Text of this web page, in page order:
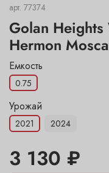
арт. 77374
Golan
Hermon
Емкость
0.75
Урожай
2021 2024
3 130 ₽